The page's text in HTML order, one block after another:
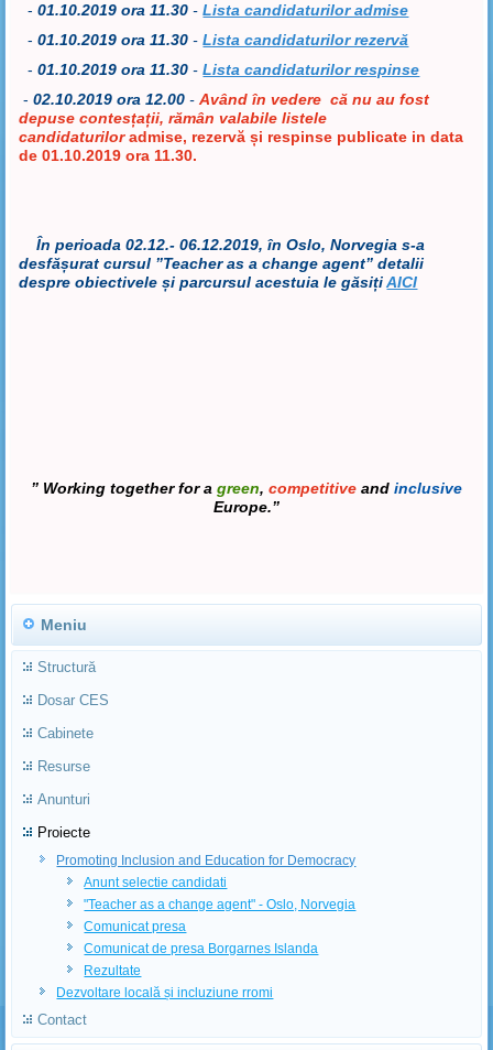
-01.10.2019 ora 11.30 -Lista candidaturilor admise
-01.10.2019 ora 11.30 -Lista candidaturilor rezervă
-01.10.2019 ora 11.30 -Lista candidaturilor respinse
-02.10.2019 ora 12.00 -Având în vedere că nu au fost
depuse contesțații, rămân valabile listele
candidaturiloradmise, rezervă și respinse publicate in data
de 01.10.2019 ora 11.30.
În perioada 02.12.- 06.12.2019, în Oslo, Norvegia s-a
desfășurat cursul ”Teacher as a change agent” detalii
despre obiectivele și parcursul acestuia le găsițiAICI
” Working together for a green, competitive and inclusive
Europe.”
Meniu
Structură
Dosar CES
Cabinete
Resurse
Anunturi
Proiecte
Promoting Inclusion and Education for Democracy
Anunt selectie candidati
"Teacher as a change agent" - Oslo, Norvegia
Comunicat presa
Comunicat de presa Borgarnes Islanda
Rezultate
Dezvoltare locală și incluziune rromi
Contact